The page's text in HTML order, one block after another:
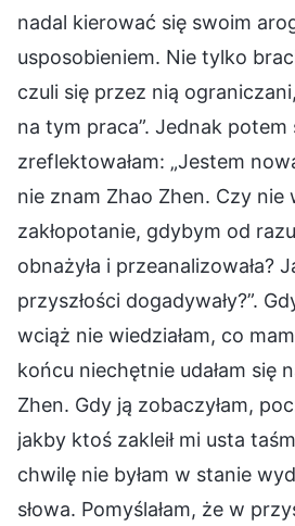
nadal kierować się swoim
usposobieniem. Nie tylko
czuli się przez nią
na tym praca”. Jednak potem
zreflektowałam: „Jestem
nie znam Zhao Zhen. Czy nie
zakłopotanie, gdybym od
obnażyła i przeanalizowała?
przyszłości dogadywały?”.
wciąż nie wiedziałam, co
końcu niechętnie udałam się
Zhen. Gdy ją zobaczyłam,
jakby ktoś zakleił mi usta
chwilę nie byłam w stanie
słowa. Pomyślałam, że w